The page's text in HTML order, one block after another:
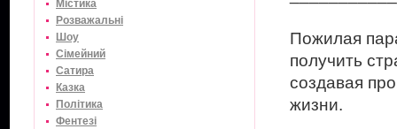
Містика
Розважальні
Шоу
Сімейний
Сатира
Казка
Політика
Фентезі
Пожилая
получить
создавая
жизни.